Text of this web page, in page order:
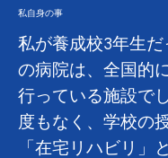
私自身の事
私が養成校3年生だ
の病院は、全国的
行っている施設で
度もなく、学校の
「在宅リハビリ」